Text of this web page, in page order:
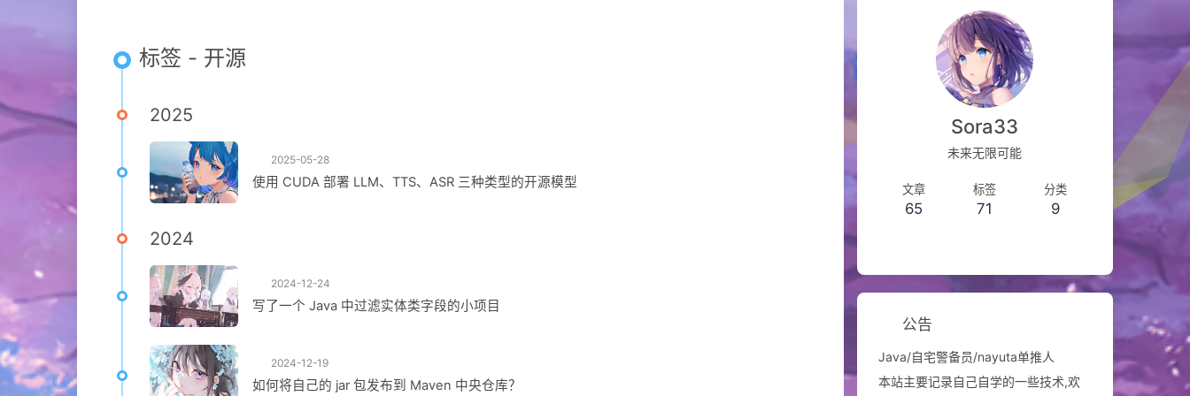
标签 - 开源
2025
2025-05-28
使用 CUDA 部署 LLM、TTS、ASR 三种类型的开源模型
2024
2024-12-24
写了一个 Java 中过滤实体类字段的小项目
2024-12-19
如何将自己的 jar 包发布到 Maven 中央仓库？
Sora33
未来无限可能
文章
65
标签
71
分类
9
公告
Java/自宅警备员/nayuta单推人
本站主要记录自己自学的一些技术,欢